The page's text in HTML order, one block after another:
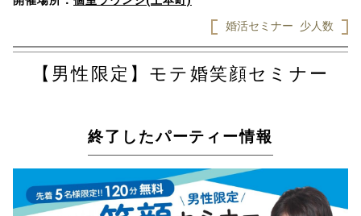
婚活セミナー
少人数
【男性限定】モテ婚笑顔セミナー
終了したパーティー情報